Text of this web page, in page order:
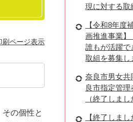
刷ページ表示
の個性と
現に対する取
【令和8年度
画推進事業】
誰もが活躍で
取組を募集し
奈良市男女共
良市指定管
（終了しまし
【終了しま